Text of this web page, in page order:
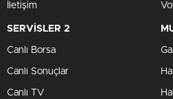
İletişim
SERVİSLER 2
Canlı Borsa
Canlı Sonuçlar
Canlı TV